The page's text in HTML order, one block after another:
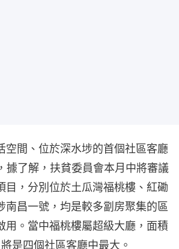
空間、位於深水埗的首個社區客廳
據了解，扶貧委員會本月中將審議
目，分別位於土瓜灣福桃樓、紅磡
南昌一號，均是較多劏房聚集的區
用。當中福桃樓屬超級大廳，面積
是四個社區客廳中最大。